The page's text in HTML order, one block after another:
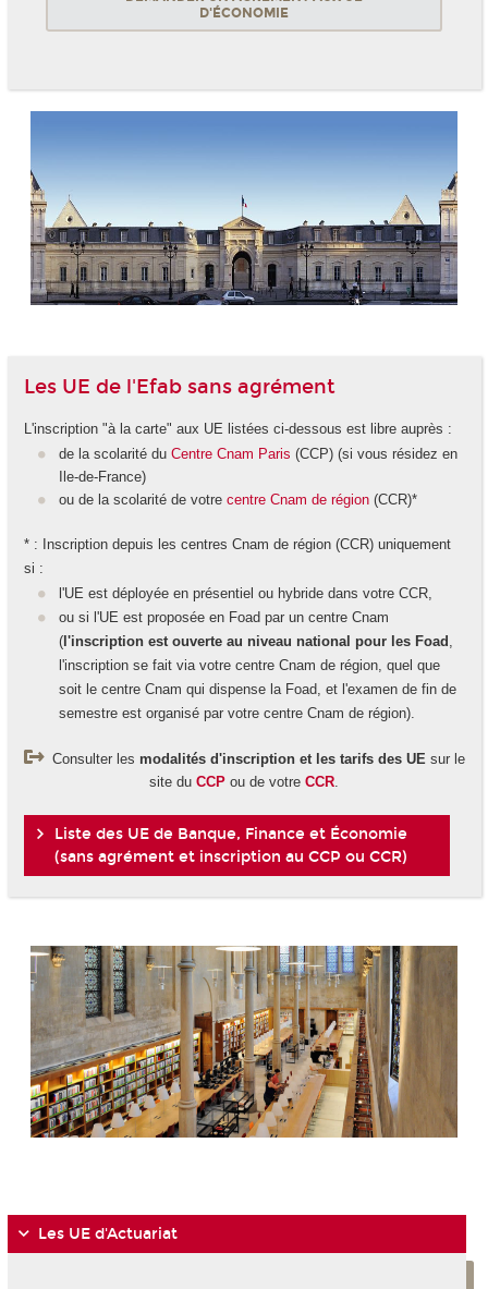
D'ÉCONOMIE
Les UE de l'Efab sans agrément
L'inscription "à la carte" aux UE listées ci-dessous est libre auprès :
de la scolarité du Centre Cnam Paris (CCP) (si vous résidez en
Ile-de-France)
ou de la scolarité de votre centre Cnam de région (CCR)*
* : Inscription depuis les centres Cnam de région (CCR) uniquement
si :
l'UE est déployée en présentiel ou hybride dans votre CCR,
ou si l'UE est proposée en Foad par un centre Cnam
( l'inscription est ouverte au niveau national pour les Foad
l'inscription se fait via votre centre Cnam de région, quel que
soit le centre Cnam qui dispense la Foad, et l'examen de fin de
semestre est organisé par votre centre Cnam de région).
Consulter les modalités d'inscription et les tarifs des UE sur le
site du CCP ou de votre CCR
Liste des UE de Banque, Finance et Économie
(sans agrément et inscription au CCP ou CCR)
Les UE d'Actuariat